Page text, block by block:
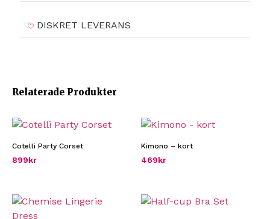
DISKRET LEVERANS
Relaterade Produkter
Cotelli Party Corset
899kr
Kimono – kort
469kr